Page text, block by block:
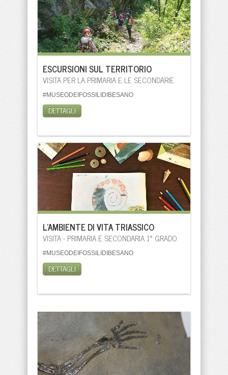
ESCURSIONI SUL TERRITORIO
VISITA PER LA PRIMARIA E LE SECONDARIE
#MUSEODEIFOSSILIDIBESANO
DETTAGLI
L'AMBIENTE DI VITA TRIASSICO
VISITA - PRIMARIA E SECONDARIA 1° GRADO
#MUSEODEIFOSSILIDIBESANO
DETTAGLI